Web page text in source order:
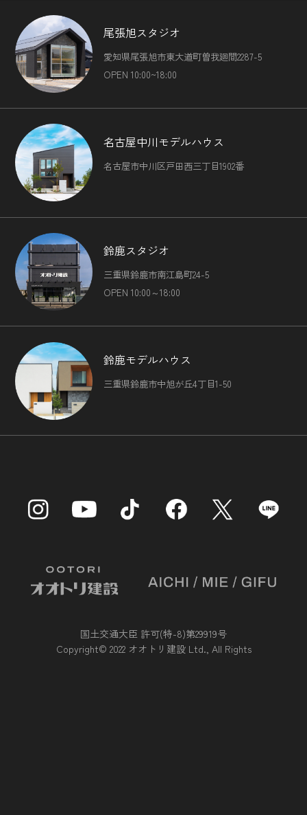
尾張旭スタジオ
愛知県尾張旭市東大道町曽我廻間2287-5
OPEN 10:00~18:00
名古屋中川モデルハウス
名古屋市中川区戸田西三丁目1902番
鈴鹿スタジオ
三重県鈴鹿市南江島町24-5
OPEN 10:00～18:00
鈴鹿モデルハウス
三重県鈴鹿市中旭が丘4丁目1-50
国土交通大臣 許可(特-8)第29919号
Copyright© 2022 オオトリ建設 Ltd., All Rights